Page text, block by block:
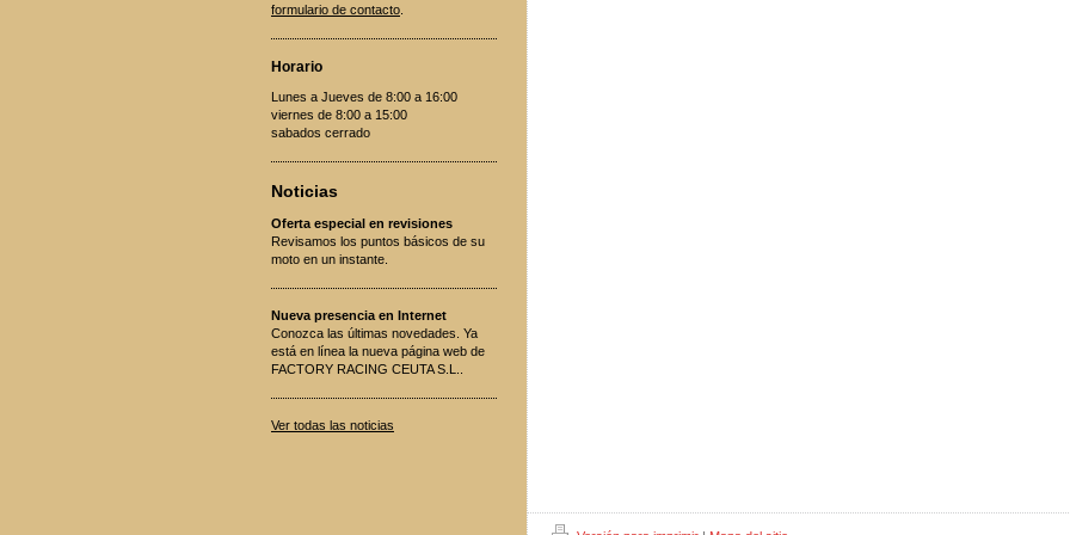
formulario de contacto
Horario
Lunes a Jueves de 8:00 a 16:00
viernes de 8:00 a 15:00
sabados cerrado
Noticias
Oferta especial en revisiones
Revisamos los puntos básicos de su
moto en un instante.
Nueva presencia en Internet
Conozca las últimas novedades. Ya
está en línea la nueva página web de
FACTORY RACING CEUTA S.L..
Ver todas las noticias